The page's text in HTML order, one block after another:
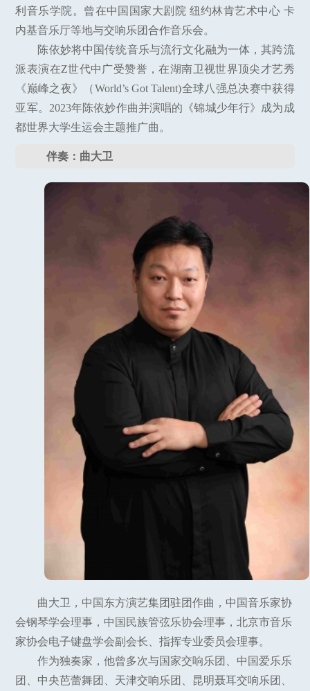
利音乐学院。曾在中国国家大剧院 纽约林肯艺术中心 卡
内基音乐厅等地与交响乐团合作音乐会。
陈依妙将中国传统音乐与流行文化融为一体，其跨流
派表演在Z世代中广受赞誉，在湖南卫视世界顶尖才艺秀
《巅峰之夜》（World’s Got Talent)全球八强总决赛中获得
亚军。2023年陈依妙作曲并演唱的《锦城少年行》成为成
都世界大学生运会主题推广曲。
伴奏：曲大卫
曲大卫，中国东方演艺集团驻团作曲，中国音乐家协
会钢琴学会理事，中国民族管弦乐协会理事，北京市音乐
家协会电子键盘学会副会长、指挥专业委员会理事。
作为独奏家，他曾多次与国家交响乐团、中国爱乐乐
团、中央芭蕾舞团、天津交响乐团、昆明聂耳交响乐团、